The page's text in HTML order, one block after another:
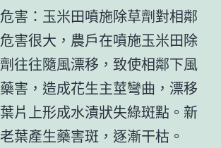
害：玉米田噴施除草劑對相鄰
害很大，農戶在噴施玉米田除
往往隨風漂移，致使相鄰下風
害，造成花生主莖彎曲，漂移
片上形成水漬狀失綠斑點。新
葉產生藥害斑，逐漸干枯。